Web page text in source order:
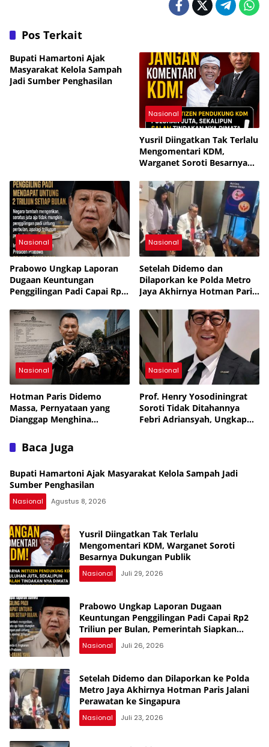
Pos Terkait
Bupati Hamartoni Ajak
Masyarakat Kelola Sampah
Jadi Sumber Penghasilan
Nasional
Yusril Diingatkan Tak Terlalu
Mengomentari KDM,
Warganet Soroti Besarnya
Nasional
Prabowo Ungkap Laporan
Dugaan Keuntungan
Penggilingan Padi Capai Rp2
Pemerintah Siapkan
Penertiban
Nasional
Setelah Didemo dan
Dilaporkan ke Polda Metro
Jaya Akhirnya Hotman Paris
Singapura
Nasional
Hotman Paris Didemo
Massa, Pernyataan yang
Dianggap Menghina
ke Polda Metro Jaya
Nasional
Prof. Henry Yosodiningrat
Soroti Tidak Ditahannya
Febri Adriansyah, Ungkap
Baca Juga
Bupati Hamartoni Ajak Masyarakat Kelola Sampah Jadi
Sumber Penghasilan
Nasional Agustus 8, 2026
Yusril Diingatkan Tak Terlalu
Mengomentari KDM, Warganet Soroti
Besarnya Dukungan Publik
Nasional Juli 29, 2026
Prabowo Ungkap Laporan Dugaan
Keuntungan Penggilingan Padi Capai Rp2
Triliun per Bulan, Pemerintah Siapkan
Penertiban
Nasional Juli 26, 2026
Setelah Didemo dan Dilaporkan ke Polda
Metro Jaya Akhirnya Hotman Paris Jalani
Perawatan ke Singapura
Nasional Juli 23, 2026